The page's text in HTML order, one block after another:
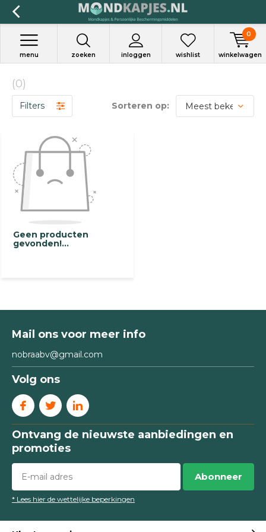
zoeken inloggen
menu wishlist winkelwagen
0
(0)
Filters Sorteren op:
Geen producten
gevonden!...
Mail ons voor meer info
nobraabv@gmail.com
Volg ons
Ontvang de nieuwste aanbiedingen en
promoties
Abonneer
* Lees hier de wettelijke beperkingen